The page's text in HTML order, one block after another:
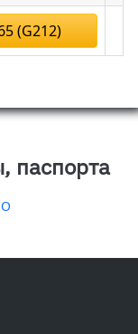
(G212)
паспорта